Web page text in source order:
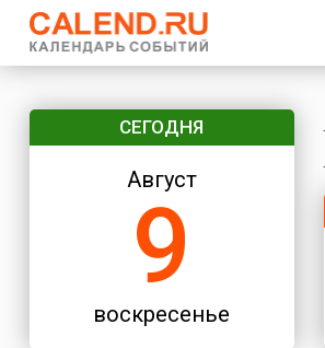
СЕГОДНЯ
Август
9
воскресенье